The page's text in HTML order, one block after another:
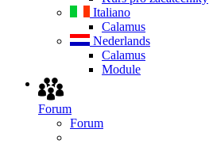
Italiano
Calamus
Nederlands
Calamus
Module
Forum
Forum